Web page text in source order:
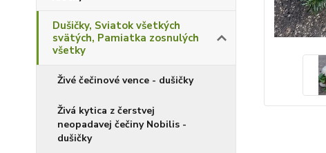
Dušičky, Sviatok všetkých
svätých, Pamiatka zosnulých
všetky
Živé čečinové vence - dušičky
Živá kytica z čerstvej
neopadavej čečiny Nobilis -
dušičky